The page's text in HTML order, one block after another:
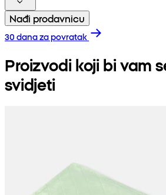
Nađi prodavnicu
30 dana za povratak
Proizvodi koji bi vam
svidjeti